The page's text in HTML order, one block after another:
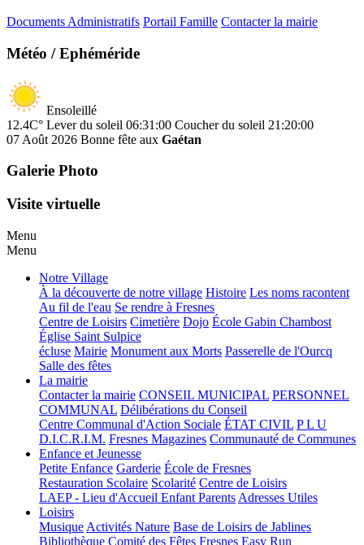
Documents Administratifs Portail Famille Contacter la mairie
Météo / Ephéméride
Ensoleillé
12.4C° Lever du soleil 06:31:00 Coucher du soleil 21:20:00
07 Août 2026 Bonne fête aux Gaétan
Galerie Photo
Visite virtuelle
Menu
Menu
Notre Village
À la découverte de notre village Histoire Les noms racontent
Au fil de l'eau Se rendre à Fresnes
Centre de Loisirs Cimetière Dojo École Gabin Chambost
Église Saint Sulpice
écluse Mairie Monument aux Morts Passerelle de l'Ourcq
Salle des fêtes
La mairie
Contacter la mairie CONSEIL MUNICIPAL PERSONNEL
COMMUNAL Délibérations du Conseil
Centre Communal d'Action Sociale ÉTAT CIVIL P L U
D.I.C.R.I.M. Fresnes Magazines Communauté de Communes
Enfance et Jeunesse
Petite Enfance Garderie École de Fresnes
Restauration Scolaire Scolarité Centre de Loisirs
LAEP - Lieu d'Accueil Enfant Parents Adresses Utiles
Loisirs
Musique Activités Nature Base de Loisirs de Jablines
Bibliothèque Comité des Fêtes Fresnes Easy Run